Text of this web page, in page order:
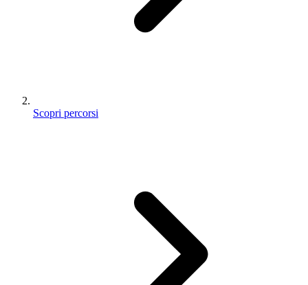
Scopri percorsi